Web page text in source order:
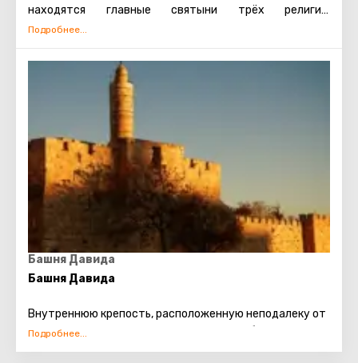
находятся главные святыни трёх религий:
мусульманской, иудейской и христианской. Также есть
арабы, христиане и армяне. Несмотря на то, что армяне
также исповедуют христианство, для них проводятся
отдельные службы в храмах, и живут они обособленно.
В армянском квартале практически не бывает
туристических экскурсий. Каждый может увидеть
потрясающие памятники старинной архитектуры,
просто прогулявшись по Старому городу. Башня
Давида, Храм Гроба Господня, сохранившаяся римская
торговая улица, Стена Плача и многие другие
достопримечательности Иерусалима открыты для
посещения туристами.
Башня Давида
Башня Давида
Внутреннюю крепость, расположенную неподалеку от
Яффских ворот, можно считать краткой биографией
Иерусалима. В Башне Давида, или попросту Цитадели,